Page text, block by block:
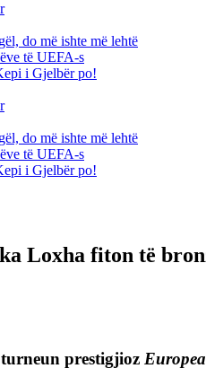
do më ishte më lehtë
të UEFA-s
i Gjelbër po!
do më ishte më lehtë
të UEFA-s
i Gjelbër po!
Loxha fiton të
prestigjioz